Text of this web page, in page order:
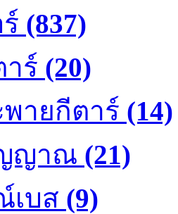
(837)
ร์ (20)
ายกีตาร์ (14)
ญาณ (21)
เบส (9)